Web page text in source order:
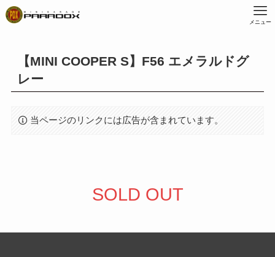
メニュー
【MINI COOPER S】F56 エメラルドグ
レー
当ページのリンクには広告が含まれています。
SOLD OUT